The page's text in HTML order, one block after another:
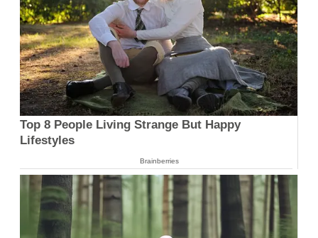
Top 8 People Living Strange But Happy
Lifestyles
Brainberries